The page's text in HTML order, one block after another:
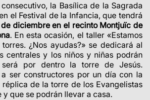
la Basílica de la Sagrada
el Festival de la Infancia, que tendrá
diciembre en el recinto Montjuïc de
. En esta ocasión, el taller «Estamos
¿Nos ayudas?» se dedicará al
centrales y los niños y niñas podrán
por dentro la torre de Jesús.
ser constructores por un día con la
de la torre de los Evangelistas
y que se podrán llevar a casa.